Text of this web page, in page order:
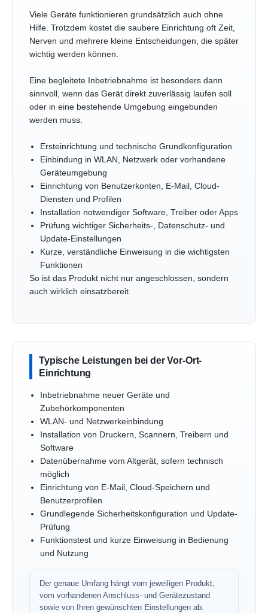
Viele Geräte funktionieren grundsätzlich auch ohne
Hilfe. Trotzdem kostet die saubere Einrichtung oft Zeit,
Nerven und mehrere kleine Entscheidungen, die später
wichtig werden können.
Eine begleitete Inbetriebnahme ist besonders dann
sinnvoll, wenn das Gerät direkt zuverlässig laufen soll
oder in eine bestehende Umgebung eingebunden
werden muss.
Ersteinrichtung und technische Grundkonfiguration
Einbindung in WLAN, Netzwerk oder vorhandene
Geräteumgebung
Einrichtung von Benutzerkonten, E-Mail, Cloud-
Diensten und Profilen
Installation notwendiger Software, Treiber oder Apps
Prüfung wichtiger Sicherheits-, Datenschutz- und
Update-Einstellungen
Kurze, verständliche Einweisung in die wichtigsten
Funktionen
So ist das Produkt nicht nur angeschlossen, sondern
auch wirklich einsatzbereit.
Typische Leistungen bei der Vor-Ort-
Einrichtung
Inbetriebnahme neuer Geräte und
Zubehörkomponenten
WLAN- und Netzwerkeinbindung
Installation von Druckern, Scannern, Treibern und
Software
Datenübernahme vom Altgerät, sofern technisch
möglich
Einrichtung von E-Mail, Cloud-Speichern und
Benutzerprofilen
Grundlegende Sicherheitskonfiguration und Update-
Prüfung
Funktionstest und kurze Einweisung in Bedienung
und Nutzung
Der genaue Umfang hängt vom jeweiligen Produkt,
vom vorhandenen Anschluss- und Gerätezustand
sowie von Ihren gewünschten Einstellungen ab.